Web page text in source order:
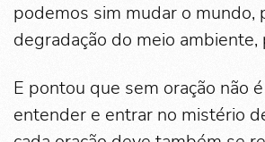
podemos sim mudar o mundo,
degradação do meio ambiente,
E pontou que sem oração não
entender e entrar no mistério